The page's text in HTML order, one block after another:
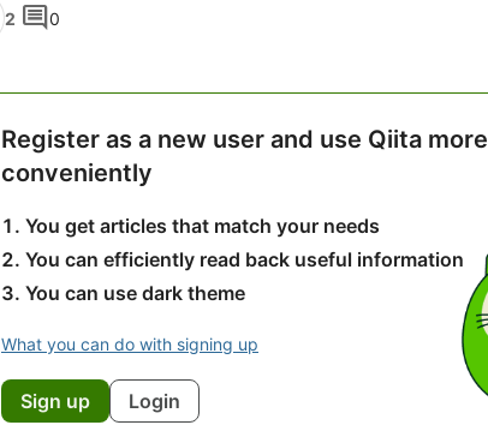
2 comment0
Register as a new user and use Qiita more
conveniently
You get articles that match your needs
You can efficiently read back useful information
You can use dark theme
What you can do with signing up
Sign up Login